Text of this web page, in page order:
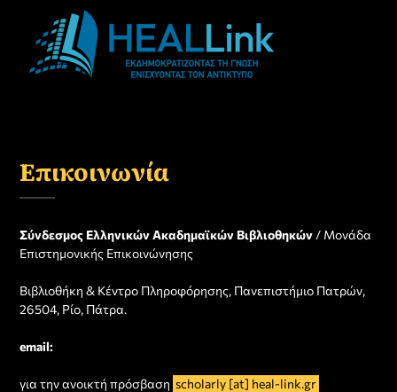
Επικοινωνία
Σύνδεσμος Ελληνικών Ακαδημαϊκών Βιβλιοθηκών / Μονάδα
Επιστημονικής Επικοινώνησης
Βιβλιοθήκη & Κέντρο Πληροφόρησης, Πανεπιστήμιο Πατρών,
26504, Ρίο, Πάτρα.
email:
για την ανοικτή πρόσβαση scholarly [at] heal-link.gr